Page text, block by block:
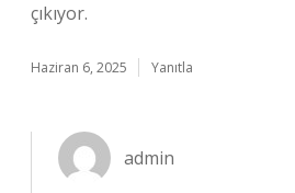
çıkıyor.
Haziran 6, 2025 Yanıtla
admin